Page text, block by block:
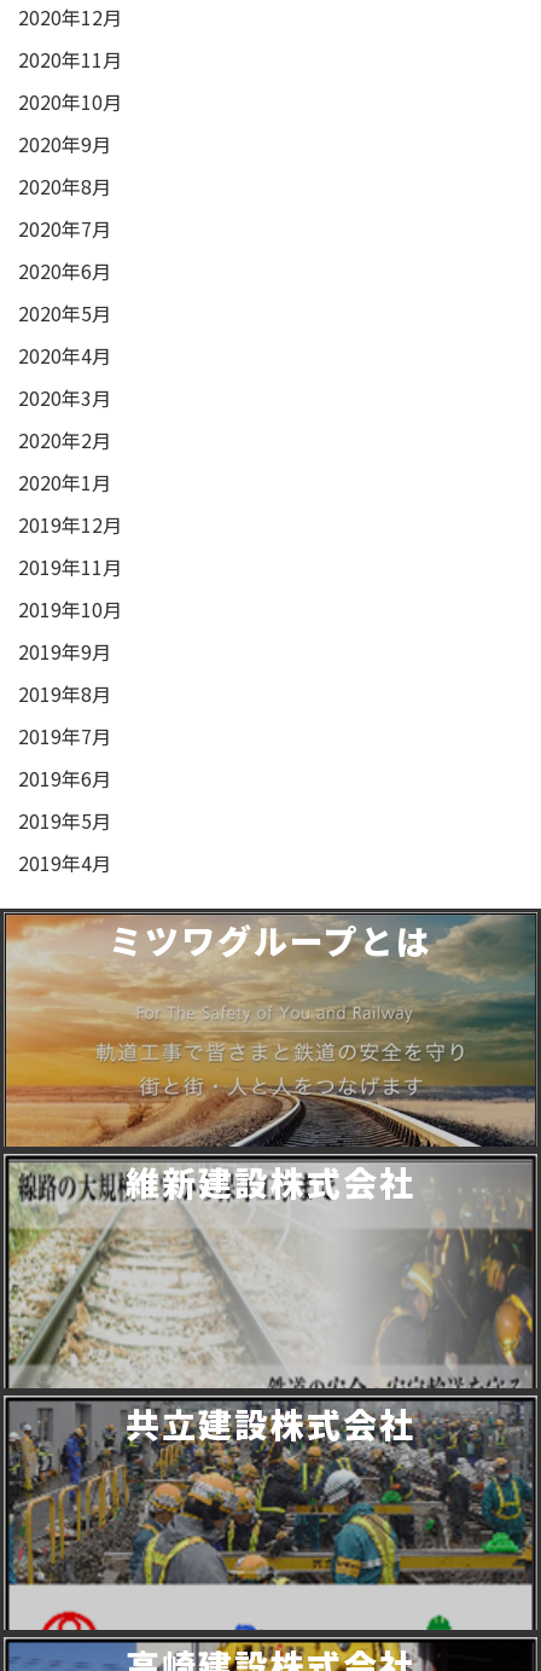
2020年12月
2020年11月
2020年10月
2020年9月
2020年8月
2020年7月
2020年6月
2020年5月
2020年4月
2020年3月
2020年2月
2020年1月
2019年12月
2019年11月
2019年10月
2019年9月
2019年8月
2019年7月
2019年6月
2019年5月
2019年4月
ミツワグループとは
維新建設株式会社
共立建設株式会社